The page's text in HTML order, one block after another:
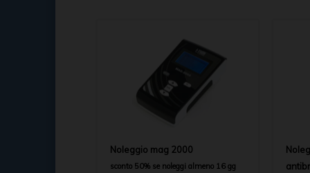
Noleggio mag 2000
sconto 50% se noleggi almeno 16 gg